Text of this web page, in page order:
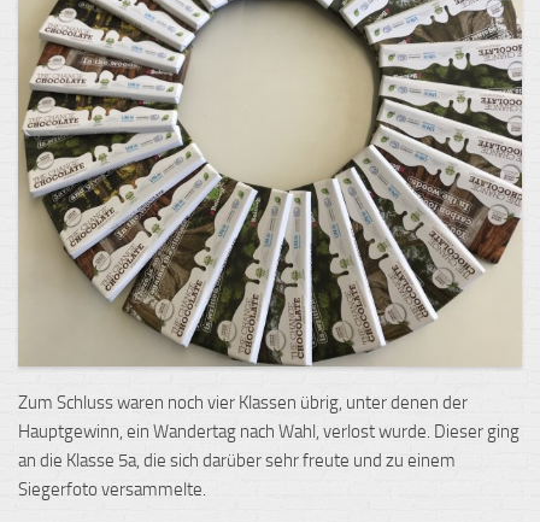
Zum Schluss waren noch vier Klassen übrig, unter denen der
Hauptgewinn, ein Wandertag nach Wahl, verlost wurde. Dieser ging
an die Klasse 5a, die sich darüber sehr freute und zu einem
Siegerfoto versammelte.